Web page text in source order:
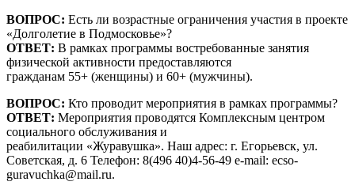
ВОПРОС: Есть ли возрастные ограничения участия в проекте
«Долголетие в Подмосковье»?
ОТВЕТ: В рамках программы востребованные занятия
физической активности предоставляются
гражданам 55+ (женщины) и 60+ (мужчины).
ВОПРОС: Кто проводит мероприятия в рамках программы?
ОТВЕТ: Мероприятия проводятся Комплексным центром
социального обслуживания и
реабилитации «Журавушка». Наш адрес: г. Егорьевск, ул.
Советская, д. 6 Телефон: 8(496 40)4-56-49 e-mail: ecso-
guravuchka@mail.ru.